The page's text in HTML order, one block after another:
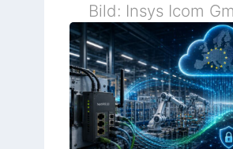
Bild: Insys Icom